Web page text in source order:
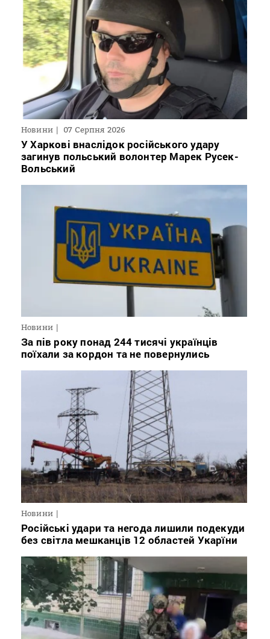
Новини 07 Серпня 2026
У Харкові внаслідок російського удару
загинув польський волонтер Марек Русек-
Вольський
Новини
За пів року понад 244 тисячі українців
поїхали за кордон та не повернулись
Новини
Російські удари та негода лишили подекуди
без світла мешканців 12 областей Укарїни